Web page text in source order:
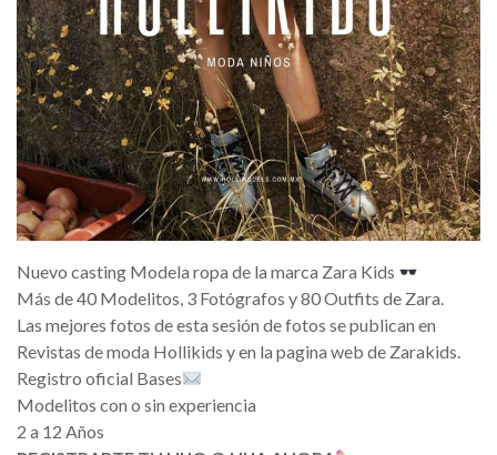
Nuevo casting Modela ropa de la marca Zara Kids
Más de 40 Modelitos, 3 Fotógrafos y 80 Outfits de Zara.
Las mejores fotos de esta sesión de fotos se publican en
Revistas de moda Hollikids y en la pagina web de Zarakids.
Registro oficial Bases
Modelitos con o sin experiencia
2 a 12 Años